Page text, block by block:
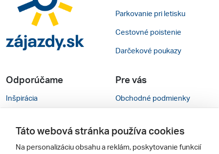
Parkovanie pri letisku
Cestovné poistenie
Darčekové poukazy
Odporúčame
Inšpirácia
Cestovné kancelárie
Pre vás
Obchodné podmienky
Nastavenie cookies
Táto webová stránka používa cookies
Na personalizáciu obsahu a reklám, poskytovanie funkcií